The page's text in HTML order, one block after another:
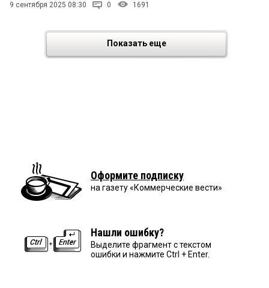
9 сентября 2025 08:30 0 1691
Показать еще
Оформите подписку
на газету «Коммерческие вести»
Нашли ошибку?
Выделите фрагмент с текстом
ошибки и нажмите Ctrl + Enter.